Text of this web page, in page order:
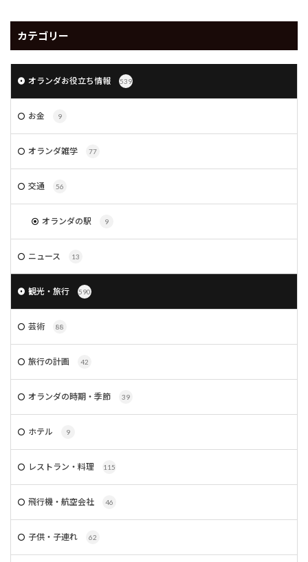
カテゴリー
オランダお役立ち情報 539
お金 9
オランダ雑学 77
交通 56
オランダの駅 9
ニュース 13
観光・旅行 590
芸術 88
旅行の計画 42
オランダの時期・季節 39
ホテル 9
レストラン・料理 115
飛行機・航空会社 46
子供・子連れ 62